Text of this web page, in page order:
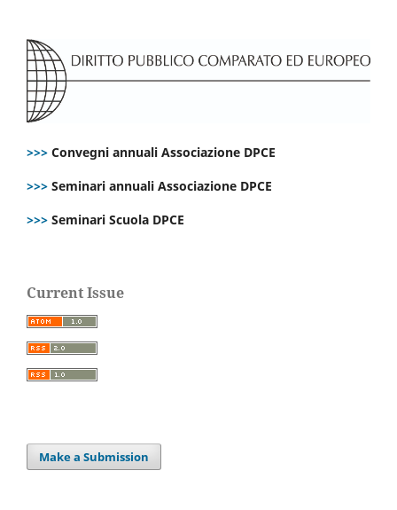
>>> Convegni annuali Associazione DPCE
>>> Seminari annuali Associazione DPCE
>>> Seminari Scuola DPCE
Current Issue
Make a Submission